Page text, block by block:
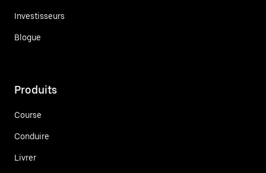
Investisseurs
Blogue
Produits
Course
Conduire
Livrer